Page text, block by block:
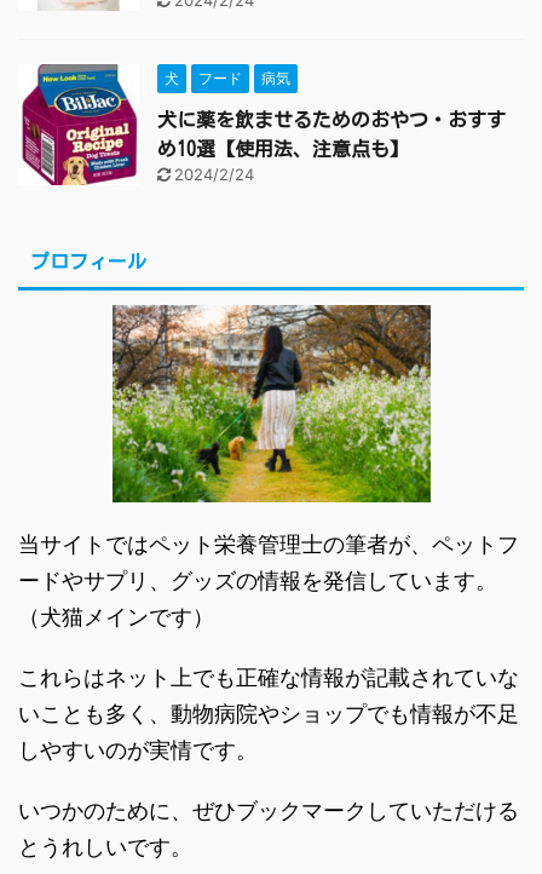
犬 フード 病気
犬に薬を飲ませるためのおやつ・おすす
め10選【使用法、注意点も】
2024/2/24
プロフィール
当サイトではペット栄養管理士の筆者が、ペットフ
ードやサプリ、グッズの情報を発信しています。
（犬猫メインです）
これらはネット上でも正確な情報が記載されていな
いことも多く、動物病院やショップでも情報が不足
しやすいのが実情です。
いつかのために、ぜひブックマークしていただける
とうれしいです。